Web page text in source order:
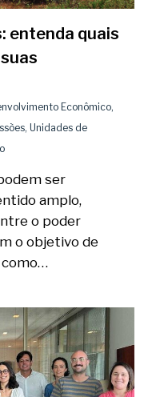
entenda quais
Econômico,
, Unidades de
ser
amplo,
o poder
o objetivo de
como…